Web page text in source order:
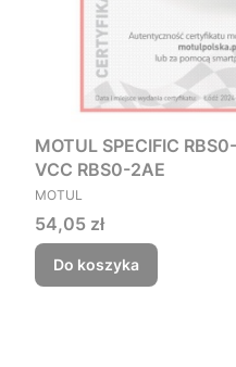
MOTUL SPECIFIC
VCC RBS0-2AE
PRODUCENT
MOTUL
Cena
54,05 zł
Do koszyka